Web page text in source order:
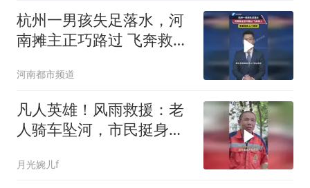
杭州一男孩失足落水，河
南摊主正巧路过 飞奔救
河南都市频道
凡人英雄！风雨救援：老
人骑车坠河，市民挺身而
月光婉儿f